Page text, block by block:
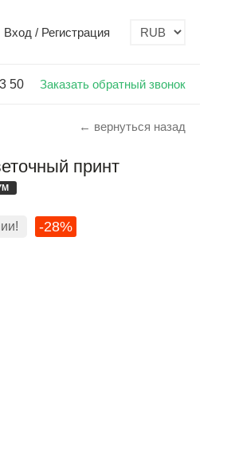
Вход / Регистрация
50 Заказать обратный звонок
← вернуться назад
принт
-28%